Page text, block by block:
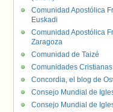
Comunidad Apostólica
Euskadi
Comunidad Apostólica
Zaragoza
Comunidad de Taizé
Comunidades
Concordia, el blog de
Consejo Mundial de
Consejo Mundial de